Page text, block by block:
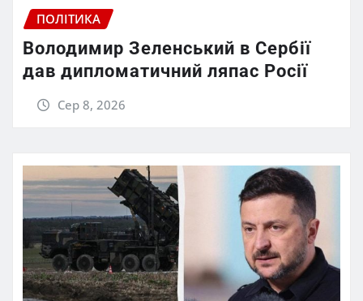
ПОЛІТИКА
Володимир Зеленський в Сербії
дав дипломатичний ляпас Росії
Сер 8, 2026